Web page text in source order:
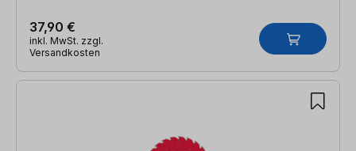
37,90 €
inkl. MwSt. zzgl.
Versandkosten